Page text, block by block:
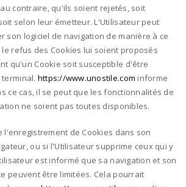
contraire, qu'ils soient rejetés, soit
selon leur émetteur. L'Utilisateur peut
son logiciel de navigation de manière à ce
refus des Cookies lui soient proposés
qu'un Cookie soit susceptible d'être
https://www.unostile.com informe
ce cas, il se peut que les fonctionnalités de
ne soient pas toutes disponibles.
l'enregistrement de Cookies dans son
ou si l'Utilisateur supprime ceux qui y
est informé que sa navigation et son
peuvent être limitées. Cela pourrait